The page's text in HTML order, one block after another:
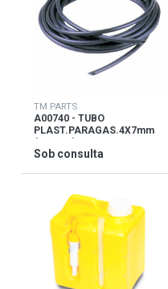
TM PARTS
A00740 - TUBO
PLAST.PARAGAS.4X7mm
(METRO)
Sob consulta